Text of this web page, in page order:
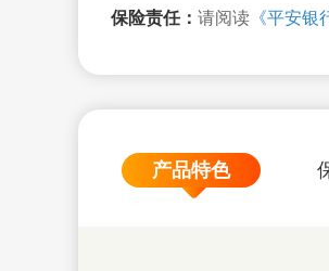
保险责任： 请阅读 《平安银
产品特色